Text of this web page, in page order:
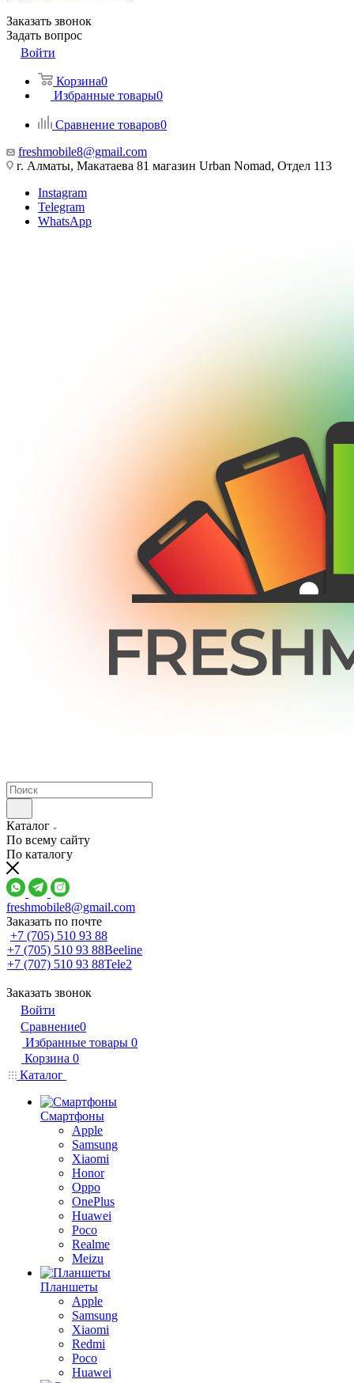
Заказать звонок
Задать вопрос
Войти
Корзина0
Избранные товары0
Сравнение товаров0
freshmobile8@gmail.com
г. Алматы, Макатаева 81 магазин Urban Nomad, Отдел 113
Instagram
Telegram
WhatsApp
Каталог
По всему сайту
По каталогу
freshmobile8@gmail.com
Заказать по почте
+7 (705) 510 93 88
+7 (705) 510 93 88Beeline
+7 (707) 510 93 88Tele2
Заказать звонок
Войти
Сравнение0
Избранные товары 0
Корзина 0
Каталог
Смартфоны
Apple
Samsung
Xiaomi
Honor
Oppo
OnePlus
Huawei
Poco
Realme
Meizu
Планшеты
Apple
Samsung
Xiaomi
Redmi
Poco
Huawei